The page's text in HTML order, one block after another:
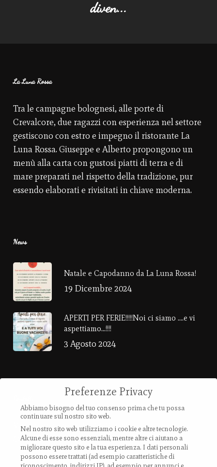
diven...
La Luna Rossa
Tra le campagne bolognesi, alle porte di
Crevalcore, due ragazzi con esperienza nel settore
gestiscono con estro e impegno il ristorante La
Luna Rossa. Giuseppe e Alberto propongono un
menù alla carta con gustosi piatti di terra e di
mare preparati nel rispetto della tradizione, pur
essendo elaborati e rivisitati in chiave moderna.
News
Natale e Capodanno da La Luna Rossa!
19 Dicembre 2024
APERTI PER FERIE!!!!!Noi ci siamo ….e vi
aspettiamo…!!!!
3 Agosto 2024
Via Provanone 4907 (30,71 km)
40017 Palata Pepoli,
Emilia-Romagna, Italy
Preferenze Privacy
Abbiamo bisogno del tuo consenso prima che tu possa
continuare sul nostro sito web.
Nel nostro sito web utilizziamo i cookie e altre tecnologie.
Alcune di esse sono essenziali, mentre altre ci aiutano a
migliorare questo sito e la tua esperienza. I dati personali
possono essere trattati (ad esempio caratteristiche di